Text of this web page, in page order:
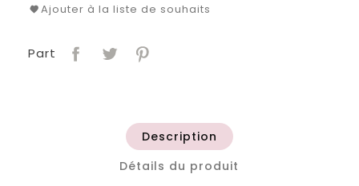
Ajouter à la liste de souhaits
Part
Description
Détails du produit